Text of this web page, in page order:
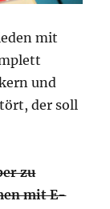
mit
und
der soll
zu
mit E-